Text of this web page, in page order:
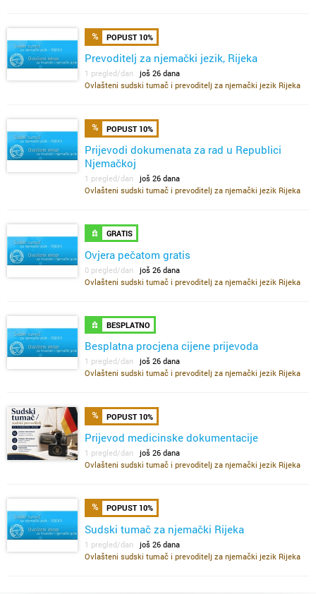
POPUST 10%
Prevoditelj za njemački jezik, Rijeka
1 pregled/dan još 26 dana
Ovlašteni sudski tumač i prevoditelj za njemački jezik Rijeka
POPUST 10%
Prijevodi dokumenata za rad u Republici
Njemačkoj
1 pregled/dan još 26 dana
Ovlašteni sudski tumač i prevoditelj za njemački jezik Rijeka
GRATIS
Ovjera pečatom gratis
0 pregled/dan još 26 dana
Ovlašteni sudski tumač i prevoditelj za njemački jezik Rijeka
BESPLATNO
Besplatna procjena cijene prijevoda
1 pregled/dan još 26 dana
Ovlašteni sudski tumač i prevoditelj za njemački jezik Rijeka
POPUST 10%
Prijevod medicinske dokumentacije
1 pregled/dan još 26 dana
Ovlašteni sudski tumač i prevoditelj za njemački jezik Rijeka
POPUST 10%
Sudski tumač za njemački Rijeka
1 pregled/dan još 26 dana
Ovlašteni sudski tumač i prevoditelj za njemački jezik Rijeka